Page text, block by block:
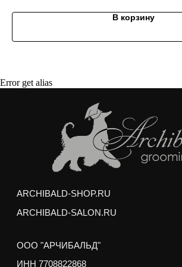
В корзину
Error get alias
Мытье профессиональной косметикой
Выбривание шерсти между подушечками лап
Подрезание когтей
Гигиеническая обработка ушей и глаз
Любая стрижка по вашему желанию
Академии Груминга Арчибальд, и может занять на
РЕЗУЛЬТАТ НЕ БУДЕТ ОТЛИЧАТЬСЯ
для вашего питомца
Услуги можно получить в любом зоосалоне
Арчибальд по адресам:
м. Аэропорт,ул. Усиевича 17